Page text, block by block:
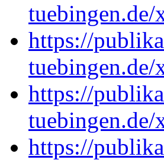
https://
https://
https://